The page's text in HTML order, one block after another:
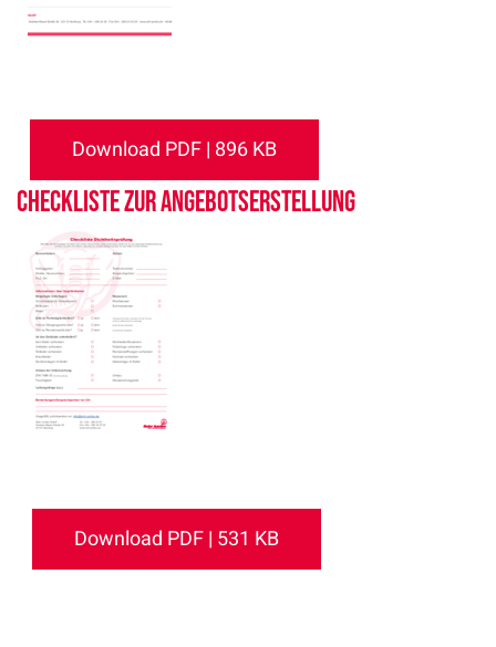
Download PDF | 896 KB
Checkliste zur Angebotserstellung
Download PDF | 531 KB